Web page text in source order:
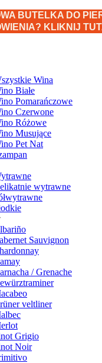
BUTELKA DO
KLIKNIJ
Wina
Białe
Pomarańczowe
Czerwone
Różowe
Musujące
Pet Nat
wytrawne
Sauvignon
/ Grenache
veltliner
Grigio
Noir